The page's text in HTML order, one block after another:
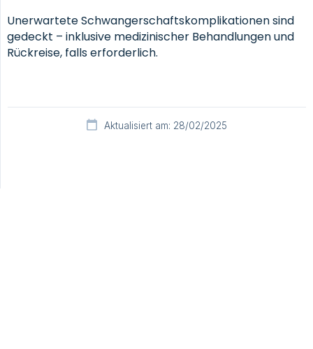
Unerwartete Schwangerschaftskomplikationen sind
gedeckt – inklusive medizinischer Behandlungen und
Rückreise, falls erforderlich.
Aktualisiert am: 28/02/2025